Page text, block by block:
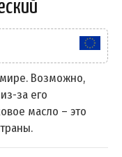
мире. Возможно,
за его
масло – это